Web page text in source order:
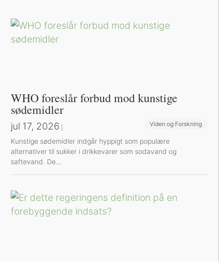
WHO foreslår forbud mod kunstige
sødemidler
jul 17, 2026 Viden og Forskning
Kunstige sødemidler indgår hyppigt som populære
alternativer til sukker i drikkevarer som sodavand og
saftevand. De...